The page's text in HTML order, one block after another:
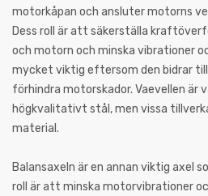
motorkåpan och ansluter motorns
Dess roll är att säkerställa
och motorn och minska vibrationer
mycket viktig eftersom den bidrar till
förhindra motorskador. Vaevellen är
högkvalitativt stål, men vissa
material.
Balansaxeln är en annan viktig axel
roll är att minska motorvibrationer